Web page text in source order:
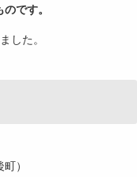
です。
した。
町）